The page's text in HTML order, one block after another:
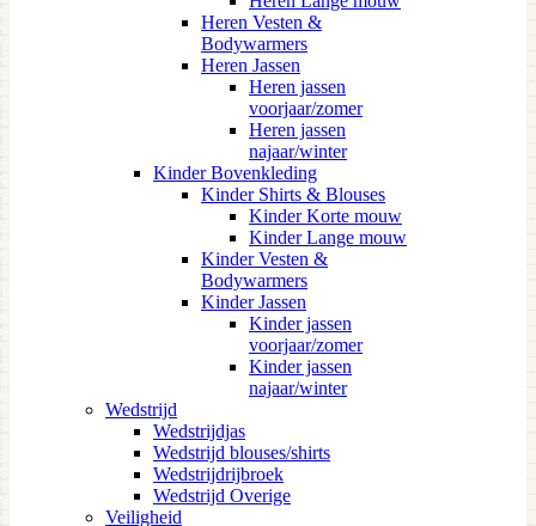
Heren Vesten &
Bodywarmers
Heren Jassen
Heren jassen
voorjaar/zomer
Heren jassen
najaar/winter
Kinder Bovenkleding
Kinder Shirts & Blouses
Kinder Korte mouw
Kinder Lange mouw
Kinder Vesten &
Bodywarmers
Kinder Jassen
Kinder jassen
voorjaar/zomer
Kinder jassen
najaar/winter
Wedstrijd
Wedstrijdjas
Wedstrijd blouses/shirts
Wedstrijdrijbroek
Wedstrijd Overige
Veiligheid